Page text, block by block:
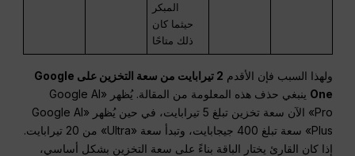
المبكر
حيثما كان
ذلك متاحًا
ولهذا السبب فإن الأقدم
2 تيرابايت من سعة التخزين على Google
One
ينبغي حذف هذه المعلومة من المقالة. يُظهر «Google AI
Pro» الآن سعة تخزين تبلغ 5 تيرابايت، في حين يُظهر «Google AI
Plus» سعة تبلغ 400 جيجابايت، وتبدأ سعة «Ultra» من 20 تيرابايت.
إذا كان القارئ يختار الباقة بناءً على سعة التخزين بشكل أساسي،